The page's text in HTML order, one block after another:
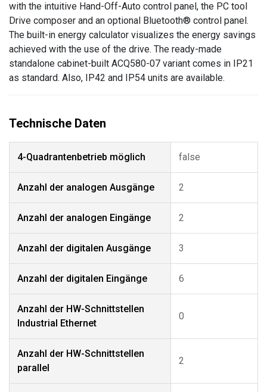
with the intuitive Hand-Off-Auto control panel, the PC tool
Drive composer and an optional Bluetooth® control panel.
The built-in energy calculator visualizes the energy savings
achieved with the use of the drive. The ready-made
standalone cabinet-built ACQ580-07 variant comes in IP21
as standard. Also, IP42 and IP54 units are available.
4-Quadrantenbetrieb möglich false
Anzahl der analogen Ausgänge 2
Anzahl der analogen Eingänge 2
Anzahl der digitalen Ausgänge 3
Anzahl der digitalen Eingänge 6
Anzahl der HW-Schnittstellen
Industrial Ethernet
0
Anzahl der HW-Schnittstellen
parallel
2